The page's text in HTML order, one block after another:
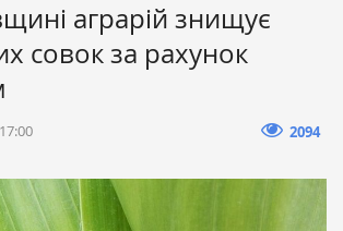
аграрій знищує
совок за рахунок
2094